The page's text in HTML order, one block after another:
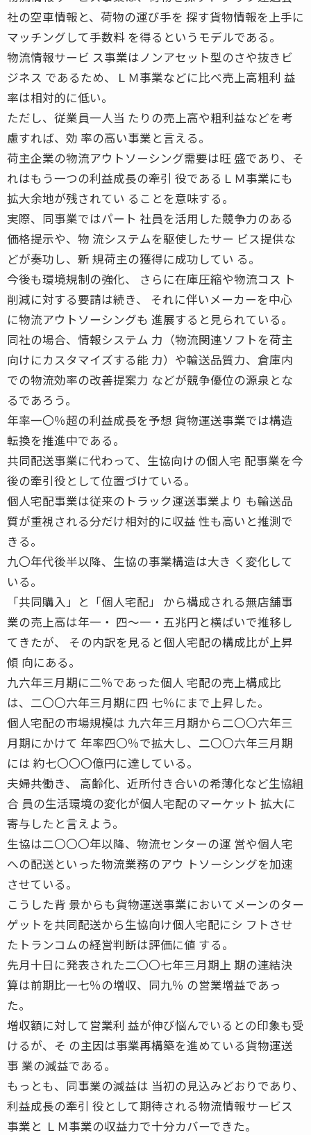
社の空車情報と、荷物の運び手を 探す貨物情報を上手に
マッチングして手数料 を得るというモデルである。
物流情報サービ ス事業はノンアセット型のさや抜きビ
ジネス であるため、ＬＭ事業などに比べ売上高粗利 益
率は相対的に低い。
ただし、従業員一人当 たりの売上高や粗利益などを考
慮すれば、効 率の高い事業と言える。
荷主企業の物流アウトソーシング需要は旺 盛であり、そ
れはもう一つの利益成長の牽引 役であるＬＭ事業にも
拡大余地が残されてい ることを意味する。
実際、同事業ではパート 社員を活用した競争力のある
価格提示や、物 流システムを駆使したサー ビス提供な
どが奏功し、新 規荷主の獲得に成功してい る。
今後も環境規制の強化、 さらに在庫圧縮や物流コス ト
削減に対する要請は続き、 それに伴いメーカーを中心
に物流アウトソーシングも 進展すると見られている。
同社の場合、情報システム 力（物流関連ソフトを荷主
向けにカスタマイズする能 力）や輸送品質力、倉庫内
での物流効率の改善提案力 などが競争優位の源泉とな
るであろう。
年率一〇％超の利益成長を予想 貨物運送事業では構造
転換を推進中である。
共同配送事業に代わって、生協向けの個人宅 配事業を今
後の牽引役として位置づけている。
個人宅配事業は従来のトラック運送事業より も輸送品
質が重視される分だけ相対的に収益 性も高いと推測で
きる。
九〇年代後半以降、生協の事業構造は大き く変化して
いる。
「共同購入」と「個人宅配」 から構成される無店舗事
業の売上高は年一・ 四〜一・五兆円と横ばいで推移し
てきたが、 その内訳を見ると個人宅配の構成比が上昇
傾 向にある。
九六年三月期に二％であった個人 宅配の売上構成比
は、二〇〇六年三月期に四 七％にまで上昇した。
個人宅配の市場規模は 九六年三月期から二〇〇六年三
月期にかけて 年率四〇％で拡大し、二〇〇六年三月期
には 約七〇〇〇億円に達している。
夫婦共働き、 高齢化、近所付き合いの希薄化など生協組
合 員の生活環境の変化が個人宅配のマーケット 拡大に
寄与したと言えよう。
生協は二〇〇〇年以降、物流センターの運 営や個人宅
への配送といった物流業務のアウ トソーシングを加速
させている。
こうした背 景からも貨物運送事業においてメーンのター
ゲットを共同配送から生協向け個人宅配にシ フトさせ
たトランコムの経営判断は評価に値 する。
先月十日に発表された二〇〇七年三月期上 期の連結決
算は前期比一七％の増収、同九％ の営業増益であっ
た。
増収額に対して営業利 益が伸び悩んでいるとの印象も受
けるが、そ の主因は事業再構築を進めている貨物運送
事 業の減益である。
もっとも、同事業の減益は 当初の見込みどおりであり、
利益成長の牽引 役として期待される物流情報サービス
事業と ＬＭ事業の収益力で十分カバーできた。